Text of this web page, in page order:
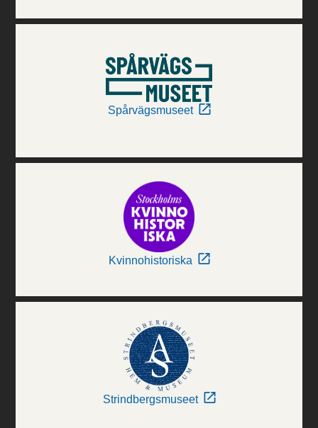
Spårvägsmuseet
Kvinnohistoriska
Strindbergsmuseet